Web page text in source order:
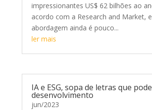
impressionantes US$ 62 bilhões ao
acordo com a Research and Market,
abordagem ainda é pouco...
ler mais
IA e ESG, sopa de letras que
desenvolvimento
jun/2023